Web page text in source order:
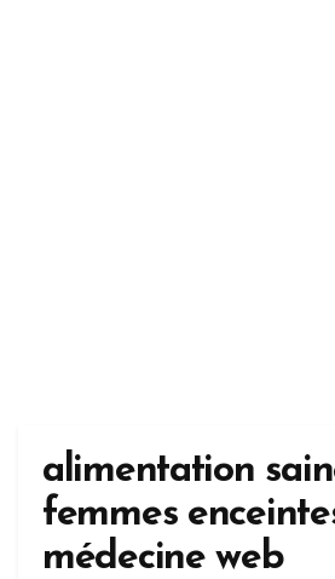
alimentation
femmes
médecine web